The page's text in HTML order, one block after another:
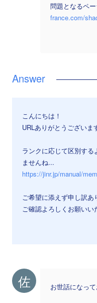
問題となるペ
france.com/
こんにちは！
URLありがとうございま
ランクに応じて区別する
ませんね...
https://jinr.jp/manual/
ご希望に添えず申し訳あ
ご確認よろしくお願いい
佐 お世話になっ